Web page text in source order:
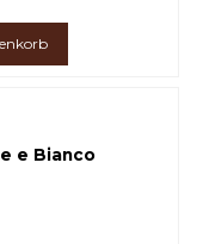
e Bianco